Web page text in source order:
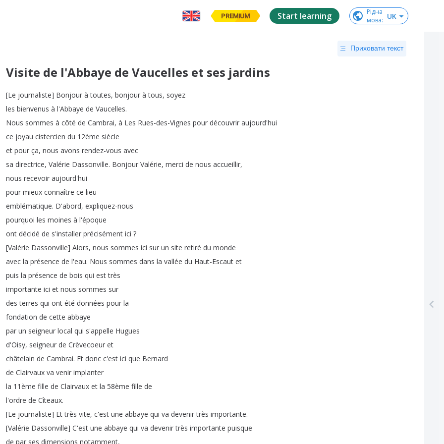
PREMIUM Start learning
Рідна
мова: UK
Приховати текст
Visite de l'Abbaye de Vaucelles et ses jardins
[Le journaliste] Bonjour à toutes, bonjour à tous, soyez
les bienvenus à l'Abbaye de Vaucelles.
Nous sommes à côté de Cambrai, à Les Rues-des-Vignes pour découvrir aujourd'hui
ce joyau cistercien du 12ème siècle
et pour ça, nous avons rendez-vous avec
sa directrice, Valérie Dassonville. Bonjour Valérie, merci de nous accueillir,
nous recevoir aujourd'hui
pour mieux connaître ce lieu
emblématique. D'abord, expliquez-nous
pourquoi les moines à l'époque
ont décidé de s'installer précisément ici ?
[Valérie Dassonville] Alors, nous sommes ici sur un site retiré du monde
avec la présence de l'eau. Nous sommes dans la vallée du Haut-Escaut et
puis la présence de bois qui est très
importante ici et nous sommes sur
des terres qui ont été données pour la
fondation de cette abbaye
par un seigneur local qui s'appelle Hugues
d'Oisy, seigneur de Crèvecoeur et
châtelain de Cambrai. Et donc c'est ici que Bernard
de Clairvaux va venir implanter
la 11ème fille de Clairvaux et la 58ème fille de
l'ordre de Cîteaux.
[Le journaliste] Et très vite, c'est une abbaye qui va devenir très importante.
[Valérie Dassonville] C'est une abbaye qui va devenir très importante puisque
de par ses dimensions notamment,